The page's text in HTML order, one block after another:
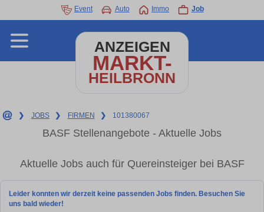
Event Auto Immo Job
ANZEIGEN
MARKT-
HEILBRONN
❯ JOBS ❯ FIRMEN ❯ 101380067
BASF Stellenangebote - Aktuelle Jobs
Aktuelle Jobs auch für Quereinsteiger bei BASF
Leider konnten wir derzeit keine passenden Jobs finden. Besuchen Sie
uns bald wieder!